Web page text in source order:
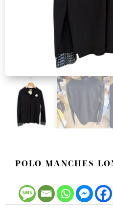
POLO MANCHES